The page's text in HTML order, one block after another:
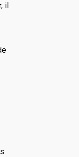
il